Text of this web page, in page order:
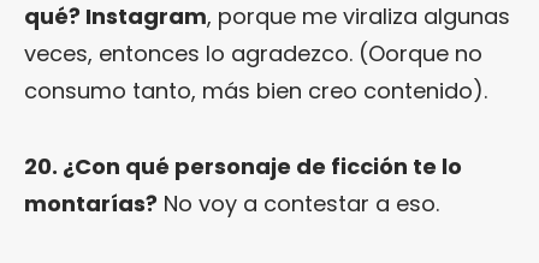
qué? Instagram, porque me viraliza algunas
veces, entonces lo agradezco. (Oorque no
consumo tanto, más bien creo contenido).
20. ¿Con qué personaje de ficción te lo
montarías? No voy a contestar a eso.